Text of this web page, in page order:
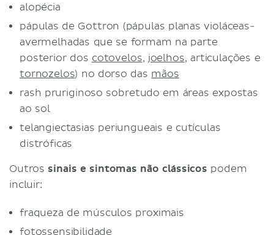
alopécia
pápulas de Gottron (pápulas planas violáceas-
avermelhadas que se formam na parte
posterior dos cotovelos, joelhos, articulações e
tornozelos) no dorso das mãos
rash pruriginoso sobretudo em áreas expostas
ao sol
telangiectasias periungueais e cutículas
distróficas
Outros sinais e sintomas não clássicos podem
incluir:
fraqueza de músculos proximais
fotossensibilidade